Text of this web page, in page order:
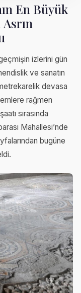
En Büyük
izlerini gün
ve sanatın
devasa
rağmen
sırasında
Mahallesi’nde
bugüne